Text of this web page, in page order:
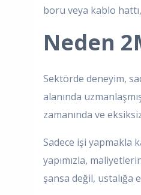
boru veya kablo
Neden
Sektörde deneyim,
alanında
zamanında ve
Sadece işi yapmakla
yapımızla,
şansa değil, ustalığa